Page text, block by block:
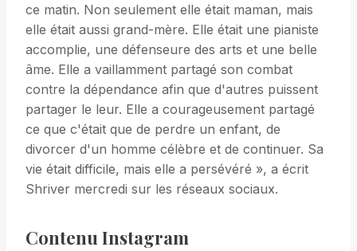
ce matin. Non seulement elle était maman, mais
elle était aussi grand-mère. Elle était une pianiste
accomplie, une défenseure des arts et une belle
âme. Elle a vaillamment partagé son combat
contre la dépendance afin que d'autres puissent
partager le leur. Elle a courageusement partagé
ce que c'était que de perdre un enfant, de
divorcer d'un homme célèbre et de continuer. Sa
vie était difficile, mais elle a persévéré », a écrit
Shriver mercredi sur les réseaux sociaux.
Contenu Instagram